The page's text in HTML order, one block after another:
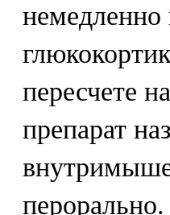
немедленно
пересчете
препарат